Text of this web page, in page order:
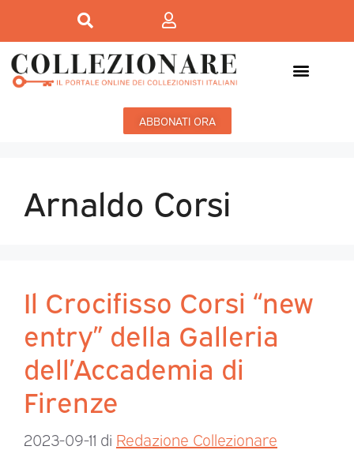
ABBONATI ORA
Arnaldo Corsi
Il Crocifisso Corsi “new
entry” della Galleria
dell’Accademia di
Firenze
2023-09-11 di Redazione Collezionare